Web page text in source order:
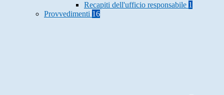
Recapiti dell'ufficio responsabile 1
Provvedimenti 16